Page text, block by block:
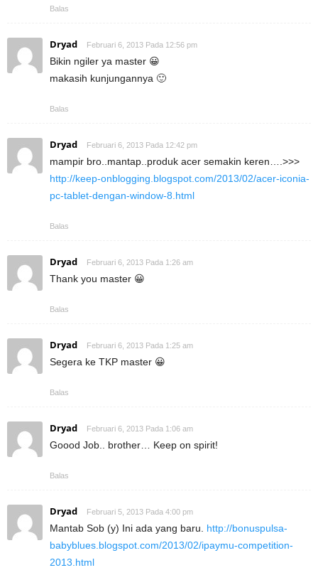
Balas
Dryad Februari 6, 2013 Pada 12:56 pm
Bikin ngiler ya master 😀
makasih kunjungannya 🙂
Balas
Dryad Februari 6, 2013 Pada 12:42 pm
mampir bro..mantap..produk acer semakin keren….>>>
http://keep-onblogging.blogspot.com/2013/02/acer-iconia-
pc-tablet-dengan-window-8.html
Balas
Dryad Februari 6, 2013 Pada 1:26 am
Thank you master 😀
Balas
Dryad Februari 6, 2013 Pada 1:25 am
Segera ke TKP master 😀
Balas
Dryad Februari 6, 2013 Pada 1:06 am
Goood Job.. brother… Keep on spirit!
Balas
Dryad Februari 5, 2013 Pada 4:00 pm
Mantab Sob (y) Ini ada yang baru. http://bonuspulsa-
babyblues.blogspot.com/2013/02/ipaymu-competition-
2013.html